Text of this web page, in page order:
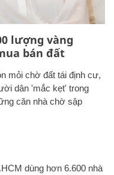
lượng vàng
bán đất
mỏi chờ đất tái định cư,
dân 'mắc kẹt' trong
căn nhà chờ sập
dùng hơn 6.600 nhà